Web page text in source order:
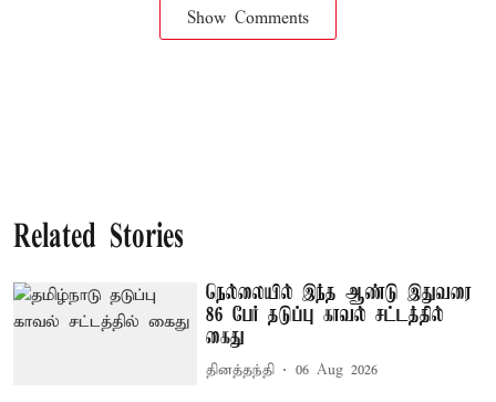
Show Comments
Related Stories
நெல்லையில் இந்த ஆண்டு இதுவரை
86 பேர் தடுப்பு காவல் சட்டத்தில்
கைது
தினத்தந்தி 06 Aug 2026